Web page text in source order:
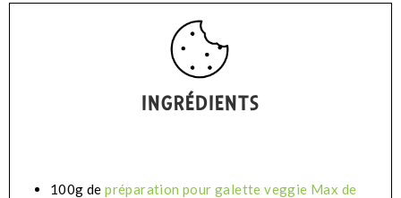
INGRÉDIENTS
100g depréparation pour galette veggie Max de